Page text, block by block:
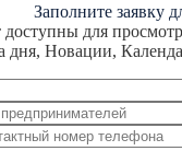
Заполните заявку
для
дня, Новации,